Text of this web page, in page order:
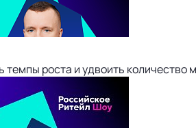
роста и удвоить количество